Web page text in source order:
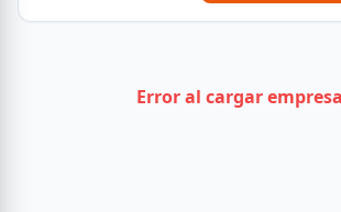
Error al cargar